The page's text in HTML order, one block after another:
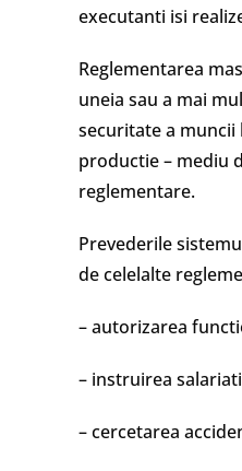
executanti isi
Reglementarea
uneia sau a mai
securitate a muncii
productie – mediu
reglementare.
Prevederile
de celelalte
– autorizarea
– instruirea
– cercetarea